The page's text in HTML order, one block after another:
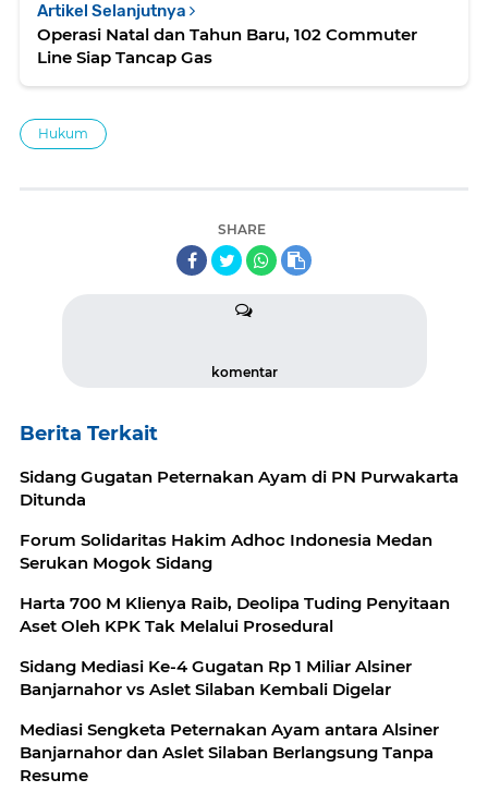
Artikel Selanjutnya
Operasi Natal dan Tahun Baru, 102 Commuter
Line Siap Tancap Gas
Hukum
SHARE
komentar
Berita Terkait
Sidang Gugatan Peternakan Ayam di PN Purwakarta
Ditunda
Forum Solidaritas Hakim Adhoc Indonesia Medan
Serukan Mogok Sidang
Harta 700 M Klienya Raib, Deolipa Tuding Penyitaan
Aset Oleh KPK Tak Melalui Prosedural
Sidang Mediasi Ke-4 Gugatan Rp 1 Miliar Alsiner
Banjarnahor vs Aslet Silaban Kembali Digelar
Mediasi Sengketa Peternakan Ayam antara Alsiner
Banjarnahor dan Aslet Silaban Berlangsung Tanpa
Resume